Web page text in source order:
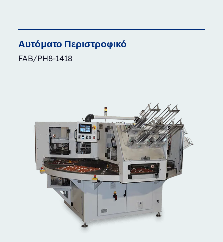
Αυτόματο Περιστροφικό
FAB/PH8-1418